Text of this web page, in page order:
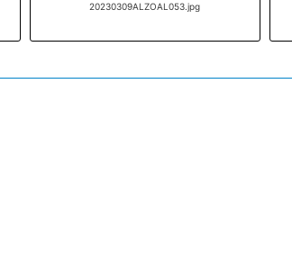
20230309ALZOAL053.jpg